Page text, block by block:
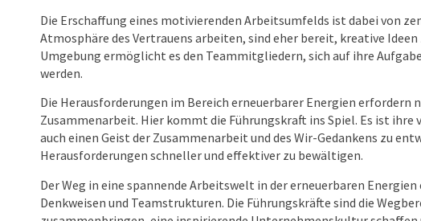
Die Erschaffung eines motivierenden Arbeitsumfelds ist dabei von
Atmosphäre des Vertrauens arbeiten, sind eher bereit, kreative
Umgebung ermöglicht es den Teammitgliedern, sich auf ihre
werden.
Die Herausforderungen im Bereich erneuerbarer Energien erfordern
Zusammenarbeit. Hier kommt die Führungskraft ins Spiel. Es ist
auch einen Geist der Zusammenarbeit und des Wir-Gedankens zu
Herausforderungen schneller und effektiver zu bewältigen.
Der Weg in eine spannende Arbeitswelt in der erneuerbaren
Denkweisen und Teamstrukturen. Die Führungskräfte sind die